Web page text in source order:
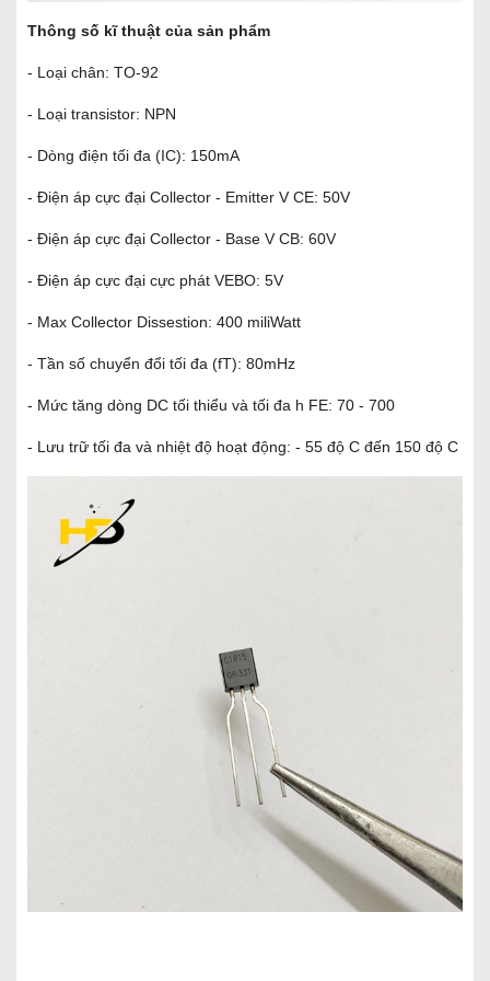
Thông số kĩ thuật của sản phẩm
- Loại chân: TO-92
- Loại transistor: NPN
- Dòng điện tối đa (IC): 150mA
- Điện áp cực đại Collector - Emitter V CE: 50V
- Điện áp cực đại Collector - Base V CB: 60V
- Điện áp cực đại cực phát VEBO: 5V
- Max Collector Dissestion: 400 miliWatt
- Tần số chuyển đổi tối đa (fT): 80mHz
- Mức tăng dòng DC tối thiểu và tối đa h FE: 70 - 700
- Lưu trữ tối đa và nhiệt độ hoạt động: - 55 độ C đến 150 độ C